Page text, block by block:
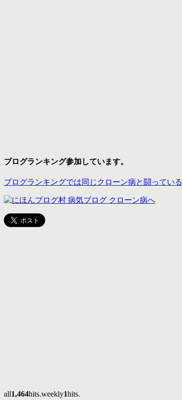
ブログランキング参加しています。
ブログランキングでは同じクローン病と闘ってい
all1,464hits.weekly1hits.